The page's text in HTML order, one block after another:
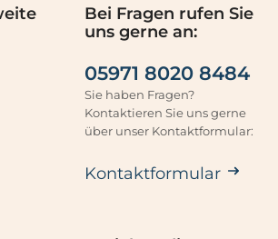
Bei Fragen rufen Sie
uns gerne an:
05971 8020 8484
Sie haben Fragen?
Kontaktieren Sie uns gerne
über unser Kontaktformular:
Kontaktformular